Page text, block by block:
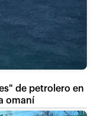
de petrolero en
omaní